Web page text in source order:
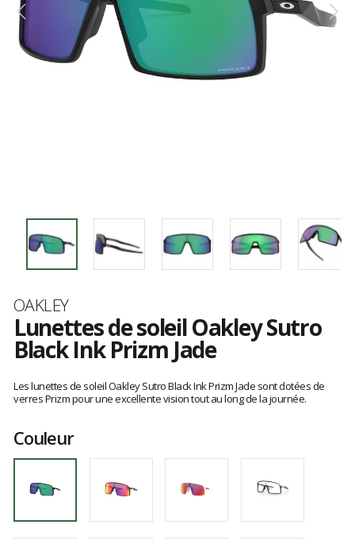
Marque
OAKLEY
Lunettes de soleil Oakley Sutro
Black Ink Prizm Jade
avis
clients
Les lunettes de soleil Oakley Sutro Black Ink Prizm Jade sont dotées de
verres Prizm pour une excellente vision tout au long de la journée.
Couleur